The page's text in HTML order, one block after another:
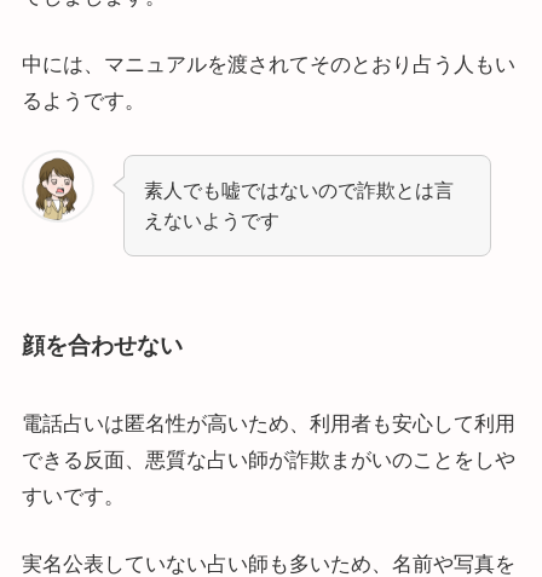
中には、マニュアルを渡されてそのとおり占う人もい
るようです。
素人でも嘘ではないので詐欺とは言
えないようです
顔を合わせない
電話占いは匿名性が高いため、利用者も安心して利用
できる反面、悪質な占い師が詐欺まがいのことをしや
すいです。
実名公表していない占い師も多いため、名前や写真を